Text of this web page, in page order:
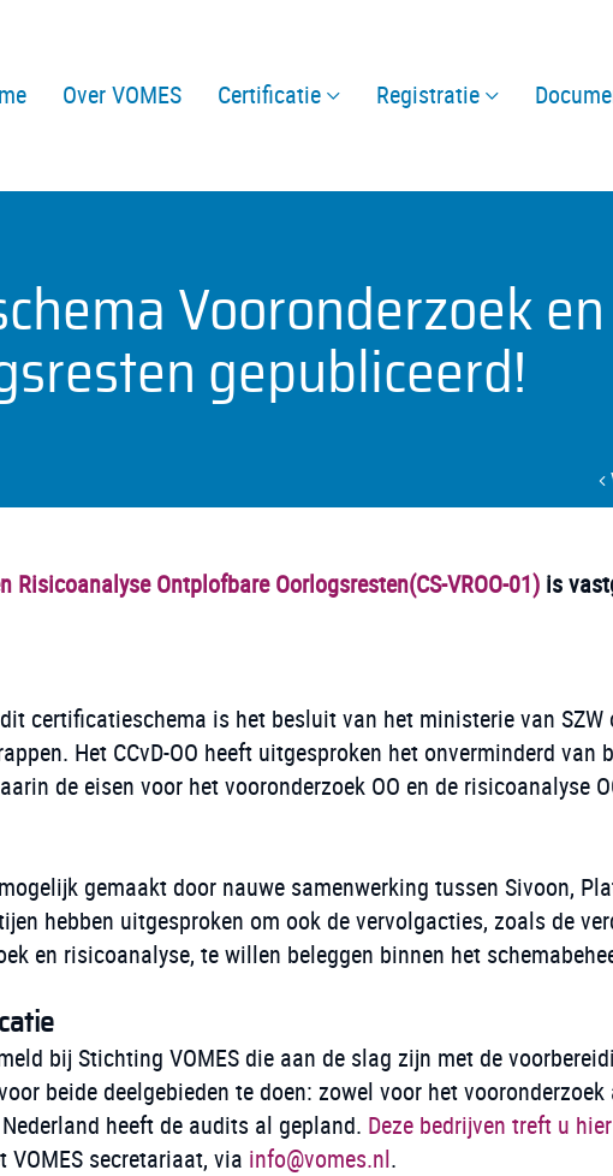
Over VOMES Certificatie Registratie
Vooronderzoek
gepubliceerd!
Ontplofbare Oorlogsresten(CS-VROO-01) is
certificatieschema is het besluit van het ministerie van SZW
Het CCvD-OO heeft uitgesproken het onverminderd van
de eisen voor het vooronderzoek OO en de risicoanalyse
gemaakt door nauwe samenwerking tussen Sivoon,
hebben uitgesproken om ook de vervolgacties, zoals de
en risicoanalyse, te willen beleggen binnen het
bij Stichting VOMES die aan de slag zijn met de
beide deelgebieden te doen: zowel voor het
heeft de audits al gepland. Deze bedrijven treft u
secretariaat, via info@vomes.nl.